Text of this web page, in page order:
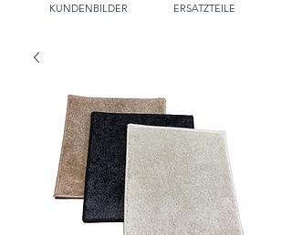
KUNDENBILDER ERSATZTEILE